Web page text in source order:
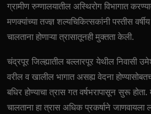
ग्रामीण रुग्णालयातील अस्थिरोग विभागात
मणक्यांच्या तज्ज्ञ शल्यचिकित्सकांनी पस्तीस
चालताना होणाऱ्या त्रासातूनही मुक्तता केली.
चंद्रपूर जिल्ह्यातील बल्लारपूर येथील निवासी
वरील व खालील भागात असह्य वेदना होण्यासोबतच
बधिर होण्याचा त्रास गत वर्षभरापासून सुरू होता.
चालताना हा त्रास अधिक प्रकर्षाने जाणवायला